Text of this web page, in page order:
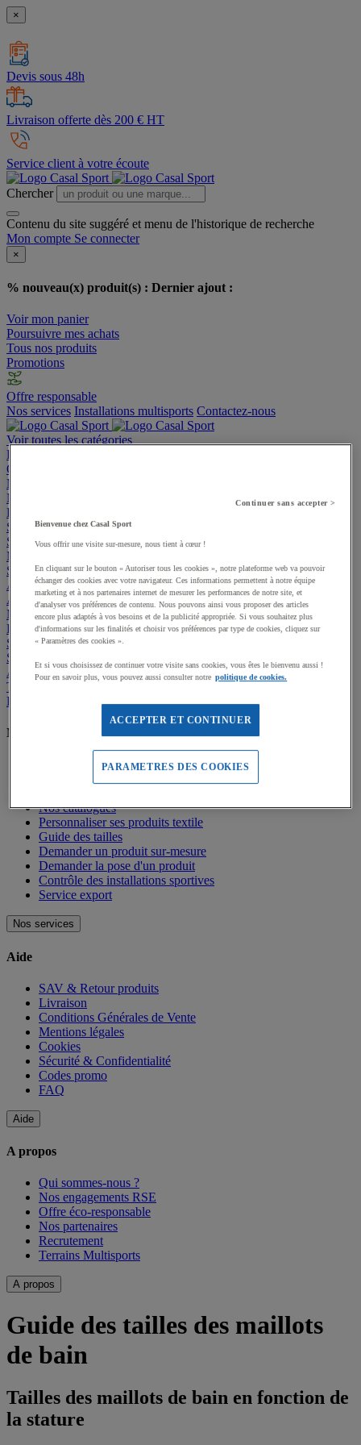
×
Devis sous 48h
Livraison offerte dès 200 € HT
Service client à votre écoute
Chercher
Contenu du site suggéré et menu de l'historique de recherche
Mon compte Se connecter
×
% nouveau(x) produit(s) : Dernier ajout :
Voir mon panier
Poursuivre mes achats
Tous nos produits
Promotions
Offre responsable
Nos services Installations multisports Contactez-nous
Voir toutes les catégories
Promotions
Offre responsable
Manutan Expert
Nos services
Contactez-nous
Equipement multisport
Sports collectifs
Sports de raquettes
Musculation et Fitness
Sports outdoor
Aménagement extérieur - Stades, Aires de jeux
Aménagement intérieur - Gymnases et locaux
Matériel de Gymnastique & Sports Artistiques
Éveil, Jeux et Motricité
Sports de Combat
Sports Aquatiques
Athlétisme
Textile et bagagerie
Handisport et Sport adapté
Nos services
Tous nos services
Nos catalogues
Personnaliser ses produits textile
Guide des tailles
Demander un produit sur-mesure
Demander la pose d'un produit
Contrôle des installations sportives
Service export
Nos services
Aide
SAV & Retour produits
Livraison
Conditions Générales de Vente
Mentions légales
Cookies
Sécurité & Confidentialité
Codes promo
FAQ
Aide
A propos
Qui sommes-nous ?
Nos engagements RSE
Offre éco-responsable
Nos partenaires
Recrutement
Terrains Multisports
A propos
Guide des tailles des maillots
de bain
Tailles des maillots de bain en fonction de
la stature
Continuer sans accepter >
Bienvenue chez Casal Sport
Vous offrir une visite sur-mesure, nous tient à cœur !
En cliquant sur le bouton « Autoriser tous les cookies », notre plateforme web va pouvoir
échanger des cookies avec votre navigateur. Ces informations permettent à notre équipe
marketing et à nos partenaires internet de mesurer les performances de notre site, et
d'analyser vos préférences de contenu. Nous pouvons ainsi vous proposer des articles
encore plus adaptés à vos besoins et de la publicité appropriée. Si vous souhaitez plus
d'informations sur les finalités et choisir vos préférences par type de cookies, cliquez sur
« Paramètres des cookies ».
Et si vous choisissez de continuer votre visite sans cookies, vous êtes le bienvenu aussi !
Pour en savoir plus, vous pouvez aussi consulter notre politique de cookies.
ACCEPTER ET CONTINUER
PARAMETRES DES COOKIES